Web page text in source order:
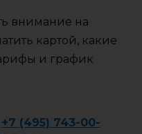
внимание на
картой, какие
и график
+7 (495) 743-00-